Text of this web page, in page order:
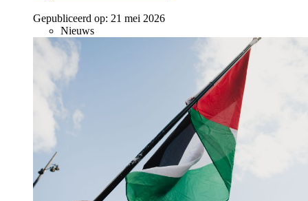
Gepubliceerd op: 21 mei 2026
Nieuws